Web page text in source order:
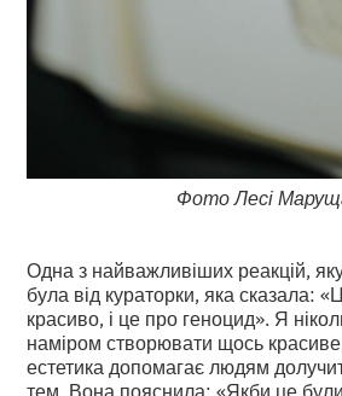
Фото Лесі
Одна з найважливіших реакцій,
була від кураторки, яка сказала:
красиво, і це про геноцид». Я
наміром створювати щось
естетика допомагає людям
тем. Вона пояснила: «Якби це